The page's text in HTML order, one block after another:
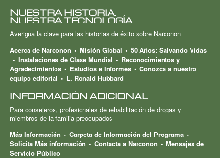
NUESTRA HISTORIA.
NUESTRA TECNOLOGÍA
Averigua la clave para las historias de éxito sobre Narconon
Acerca de Narconon
Misión Global
50 Años: Salvando Vidas
Instalaciones de Clase Mundial
Reconocimientos y
Agradecimientos
Estudios e Informes
Conozca a nuestro
equipo editorial
L. Ronald Hubbard
INFORMACIÓN ADICIONAL
Para consejeros, profesionales de rehabilitación de drogas y
miembros de la familia preocupados
Más Información
Carpeta de Información del Programa
Solicita Más información
Contacta a Narconon
Mensajes de
Servicio Público